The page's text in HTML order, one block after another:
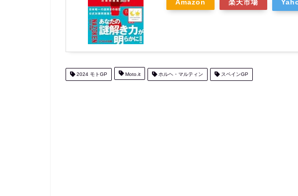
Amazon 楽天市場
2024 モトGP Moto.it ホルヘ・マルティン スペインGP